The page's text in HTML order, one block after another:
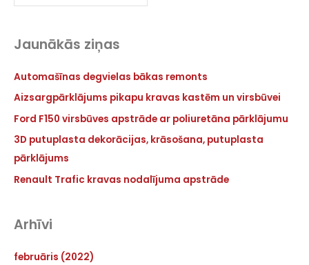
Jaunākās ziņas
Automašīnas degvielas bākas remonts
Aizsargpārklājums pikapu kravas kastēm un virsbūvei
Ford F150 virsbūves apstrāde ar poliuretāna pārklājumu
3D putuplasta dekorācijas, krāsošana, putuplasta
pārklājums
Renault Trafic kravas nodalījuma apstrāde
Arhīvi
februāris (2022)